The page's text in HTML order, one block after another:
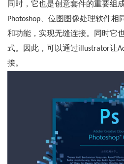
同时，它也是创意套件的重要组
Photoshop、位图图像处理软件
和功能，实现无缝连接。同时它
式。因此，可以通过illustrator让
接。